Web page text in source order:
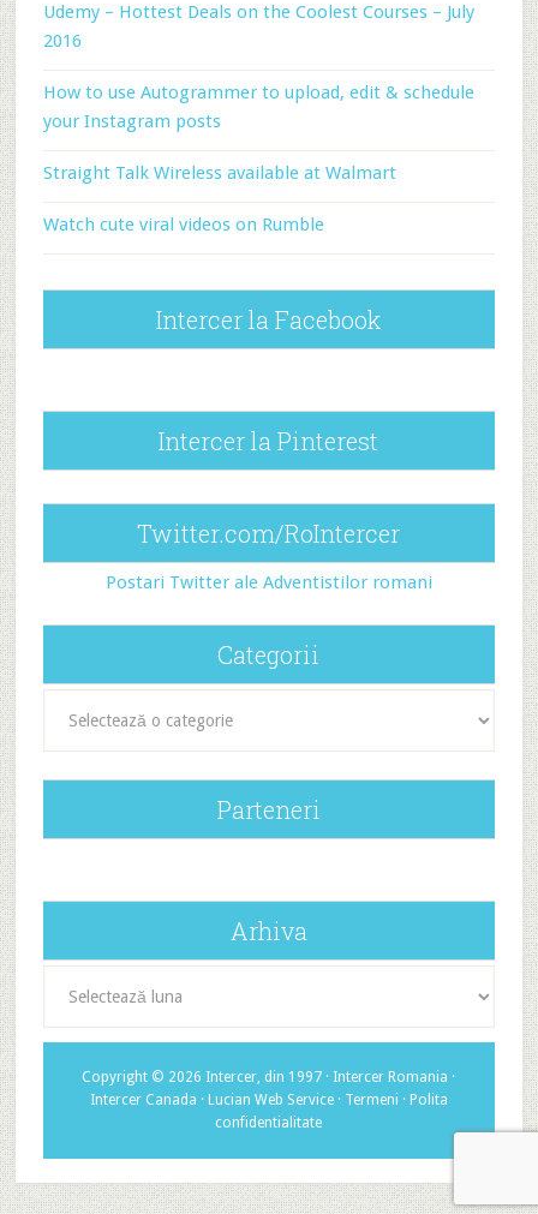
Udemy – Hottest Deals on the Coolest Courses – July
2016
How to use Autogrammer to upload, edit & schedule
your Instagram posts
Straight Talk Wireless available at Walmart
Watch cute viral videos on Rumble
Intercer la Facebook
Intercer la Pinterest
Twitter.com/RoIntercer
Postari Twitter ale Adventistilor romani
Categorii
Parteneri
Arhiva
Copyright © 2026 Intercer, din 1997 · Intercer Romania ·
Intercer Canada · Lucian Web Service· Termeni · Polita
confidentialitate